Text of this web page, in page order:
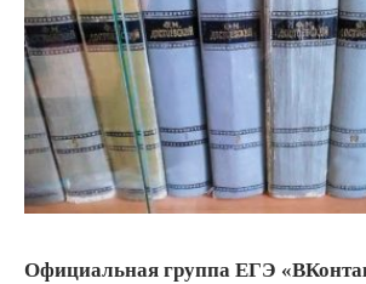
Официальная группа ЕГЭ